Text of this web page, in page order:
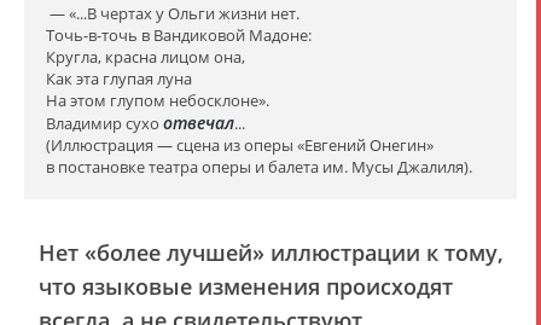
— «...В чертах у Ольги жизни нет.
Точь-в-точь в Вандиковой Мадоне:
Кругла, красна лицом она,
Как эта глупая луна
На этом глупом небосклоне».
Владимир сухо отвечал...
(Иллюстрация — сцена из оперы «Евгений Онегин»
в постановке театра оперы и балета им. Мусы Джалиля).
Нет «более лучшей» иллюстрации к тому,
что языковые изменения происходят